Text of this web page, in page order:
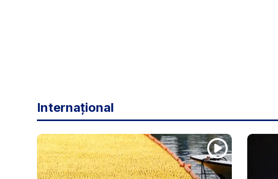
Internațional